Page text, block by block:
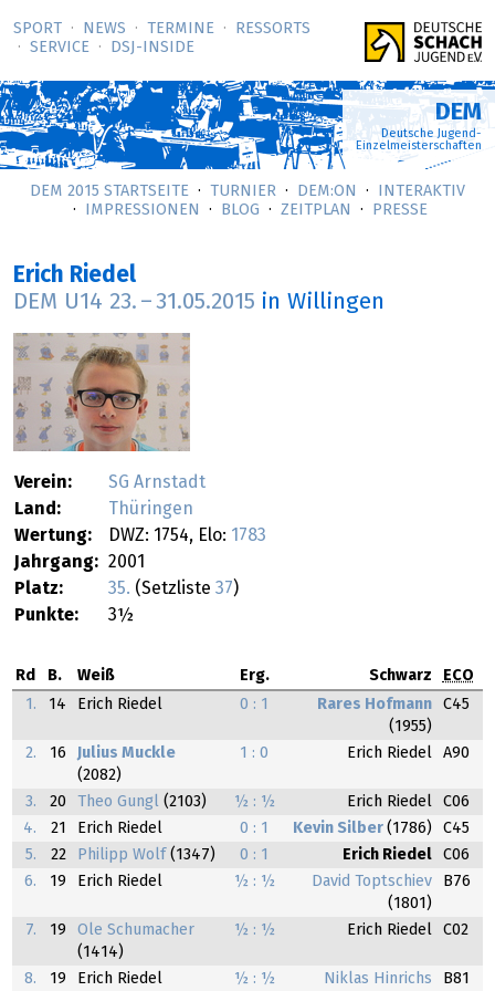
SPORT NEWS TERMINE
RESSORTS
SERVICE
DSJ-­INSIDE
DEM
Deutsche Jugend-
Einzelmeisterschaften
DEM 2015 STARTSEITE TURNIER DEM:ON
INTERAKTIV
IMPRESSIONEN
BLOG ZEITPLAN PRESSE
Erich Riedel
DEM U14 23. – 31.05.2015 in Willingen
Verein:
SG Arnstadt
Land:
Thüringen
Wertung:
DWZ: 1754, Elo: 1783
Jahrgang: 2001
Platz:
35. (Setzliste 37)
Punkte:
3½
Rd B. Weiß Erg. Schwarz
ECO
1.
14 Erich Riedel 0 : 1
Rares Hofmann
(1955)
C45
2. 16
Julius Muckle
(2082)
1 : 0 Erich Riedel A90
3. 20 Theo Gungl (2103) ½ : ½ Erich Riedel
C06
4.
21 Erich Riedel 0 : 1 Kevin Silber (1786)
C45
5.
22 Philipp Wolf (1347) 0 : 1 Erich Riedel
C06
6.
19 Erich Riedel ½ : ½
David Toptschiev
(1801)
B76
7. 19
Ole Schumacher
(1414)
½ : ½ Erich Riedel C02
8. 19 Erich Riedel ½ : ½ Niklas Hinrichs B81